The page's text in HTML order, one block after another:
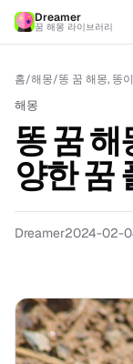
Dreamer
꿈 해몽 라이브러리
홈/해몽/똥 꿈 해몽, 똥
해몽
똥 꿈 해
양한 꿈
Dreamer2024-02-